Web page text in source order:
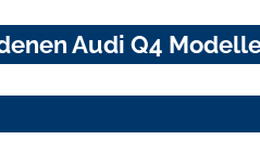
Audi Q4